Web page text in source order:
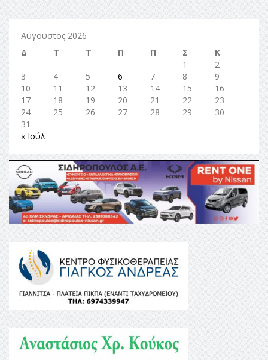
Αύγουστος 2026
Δ
Τ Τ Π Π Σ
Κ
1
2
3
4 5 6 7 8
9
10
11 12 13 14 15
16
17
18 19 20 21 22
23
24
25 26 27 28 29
30
31
« Ιούλ